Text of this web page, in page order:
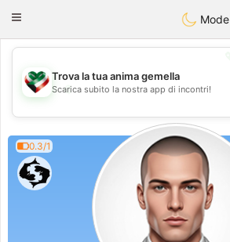
KuwaitChat
Toggle
Mode
💖
💕
Trova la tua anima gemella
Scarica subito la nostra app di incontri!
0.3/1